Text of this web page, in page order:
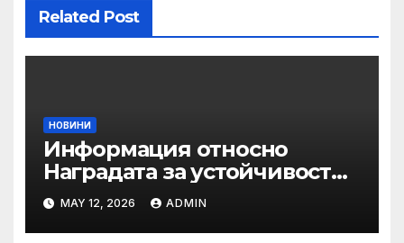
Related Post
НОВИНИ
Информация относно
Наградата за устойчивост
на ОАЕ „Зайед“
MAY 12, 2026 ADMIN